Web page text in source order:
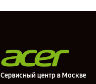
Сервисный центр в Москве